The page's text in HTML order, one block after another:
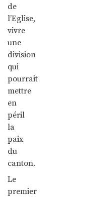
de
l’Eglise,
vivre
une
division
qui
pourrait
mettre
en
péril
la
paix
du
canton.
Le
premier